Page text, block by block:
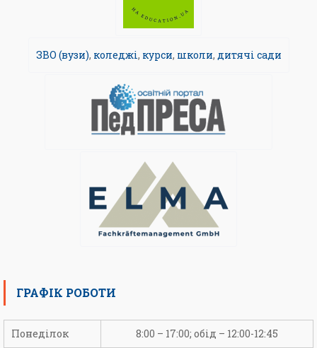
ЗВО (вузи), коледжі, курси, школи, дитячі сади
ГРАФІК РОБОТИ
Понеділок 8:00 – 17:00; обід – 12:00-12:45